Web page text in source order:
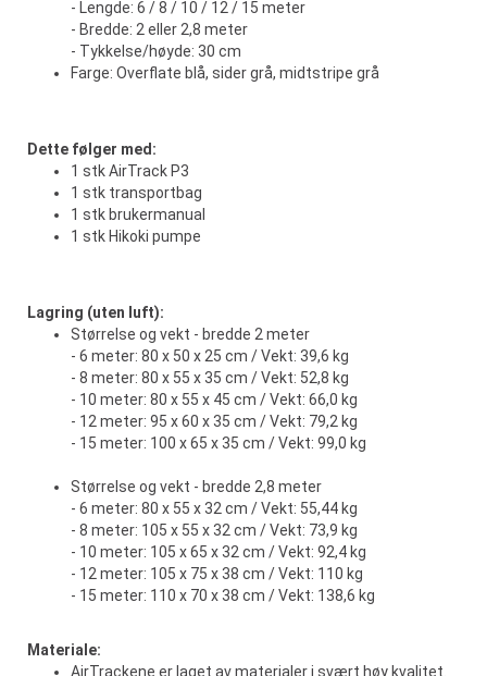
- Lengde: 6 / 8 / 10 / 12 / 15 meter
- Bredde: 2 eller 2,8 meter
- Tykkelse/høyde: 30 cm
Farge: Overflate blå, sider grå, midtstripe grå
Dette følger med:
1 stk AirTrack P3
1 stk transportbag
1 stk brukermanual
1 stk Hikoki pumpe
Lagring (uten luft):
Størrelse og vekt - bredde 2 meter
- 6 meter: 80 x 50 x 25 cm / Vekt: 39,6 kg
- 8 meter: 80 x 55 x 35 cm / Vekt: 52,8 kg
- 10 meter: 80 x 55 x 45 cm / Vekt: 66,0 kg
- 12 meter: 95 x 60 x 35 cm / Vekt: 79,2 kg
- 15 meter: 100 x 65 x 35 cm / Vekt: 99,0 kg
Størrelse og vekt - bredde 2,8 meter
- 6 meter: 80 x 55 x 32 cm / Vekt: 55,44 kg
- 8 meter: 105 x 55 x 32 cm / Vekt: 73,9 kg
- 10 meter: 105 x 65 x 32 cm / Vekt: 92,4 kg
- 12 meter: 105 x 75 x 38 cm / Vekt: 110 kg
- 15 meter: 110 x 70 x 38 cm / Vekt: 138,6 kg
Materiale:
AirTrackene er laget av materialer i svært høy kvalitet.